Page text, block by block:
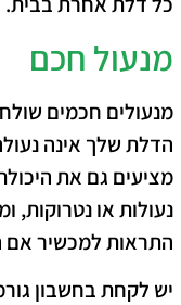
מנעול חכם
מנעולים חכמים
הדלת שלך אינה
מציעים גם את
נעולות או נטרוקות,
התראות למכשיר אם
יש לקחת בחשבון